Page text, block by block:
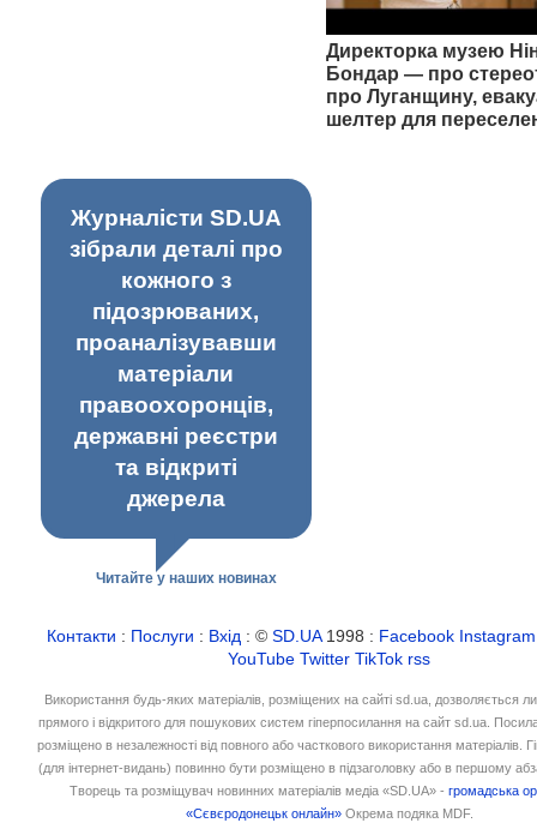
Директорка музею
Бондар — про
про Луганщину,
шелтер для
Журналісти SD.UA
зібрали деталі про
кожного з
підозрюваних,
проаналізувавши
матеріали
правоохоронців,
державні реєстри
та відкриті
джерела
Читайте у наших новинах
Контакти : Послуги : Вхід : ©SD.UA1998 : Facebook Instagram
YouTube Twitter TikTok rss
Використання будь-яких матеріалів, розміщених на сайті sd.ua, дозволяється
прямого і відкритого для пошукових систем гіперпосилання на сайт sd.ua.
розміщено в незалежності від повного або часткового використання матеріалів.
(для інтернет-видань) повинно бути розміщено в підзаголовку або в першому
Творець та розміщувач новинних матеріалів медіа «SD.UA» -громадська
«Сєвєродонецьк онлайн» Окрема подяка MDF.